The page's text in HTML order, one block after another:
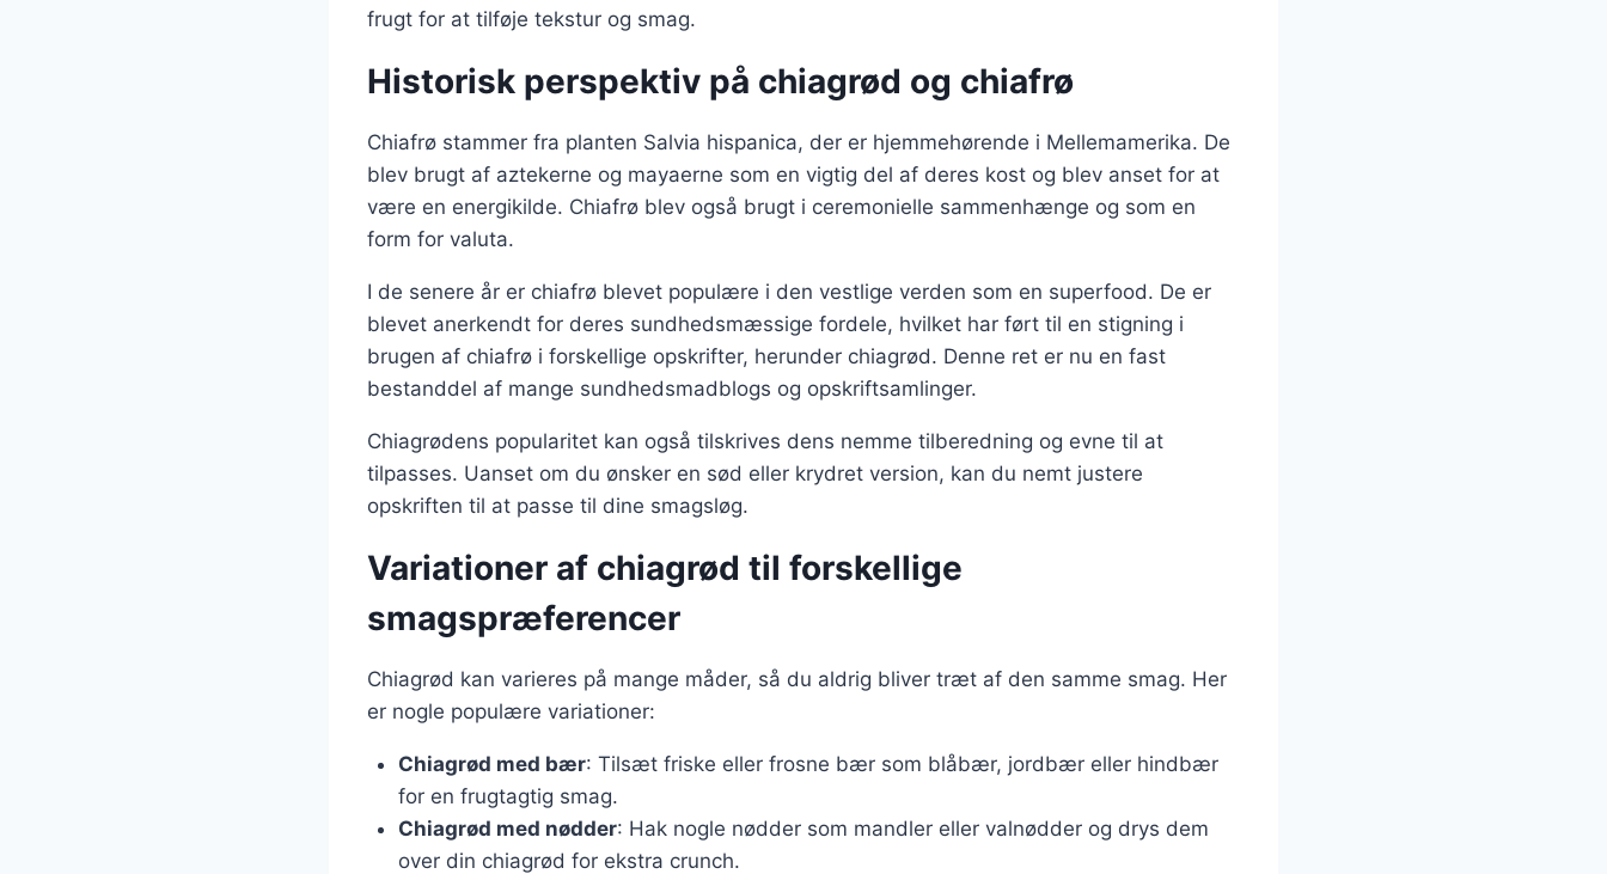
frugt for at tilføje tekstur og smag.
Historisk perspektiv på chiagrød og chiafrø
Chiafrø stammer fra planten Salvia hispanica, der er hjemmehørende i Mellemamerika. De
blev brugt af aztekerne og mayaerne som en vigtig del af deres kost og blev anset for at
være en energikilde. Chiafrø blev også brugt i ceremonielle sammenhænge og som en
form for valuta.
I de senere år er chiafrø blevet populære i den vestlige verden som en superfood. De er
blevet anerkendt for deres sundhedsmæssige fordele, hvilket har ført til en stigning i
brugen af chiafrø i forskellige opskrifter, herunder chiagrød. Denne ret er nu en fast
bestanddel af mange sundhedsmadblogs og opskriftsamlinger.
Chiagrødens popularitet kan også tilskrives dens nemme tilberedning og evne til at
tilpasses. Uanset om du ønsker en sød eller krydret version, kan du nemt justere
opskriften til at passe til dine smagsløg.
Variationer af chiagrød til forskellige
smagspræferencer
Chiagrød kan varieres på mange måder, så du aldrig bliver træt af den samme smag. Her
er nogle populære variationer:
Chiagrød med bær: Tilsæt friske eller frosne bær som blåbær, jordbær eller hindbær
for en frugtagtig smag.
Chiagrød med nødder: Hak nogle nødder som mandler eller valnødder og drys dem
over din chiagrød for ekstra crunch.